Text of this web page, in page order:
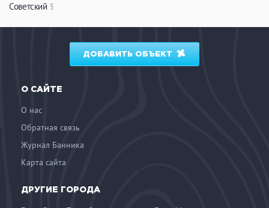
Советский 3
ДОБАВИТЬ ОБЪЕКТ
О САЙТЕ
О нас
Обратная связь
Журнал Банника
Карта сайта
ДРУГИЕ ГОРОДА